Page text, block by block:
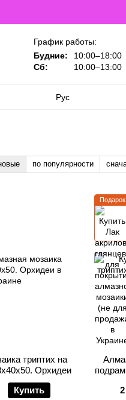
График работы:
Будние:
10:00–18:00
Сб:
10:00–13:00
Рус
по популярности
триптих на
Орхидеи
Купить
Подарок